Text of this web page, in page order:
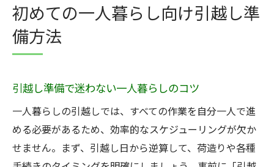
初めての一人暮らし向け引越し準
備方法
引越し準備で迷わない一人暮らしのコツ
一人暮らしの引越しでは、すべての作業を自分一人で進
める必要があるため、効率的なスケジューリングが欠か
せません。まず、引越し日から逆算して、荷造りや各種